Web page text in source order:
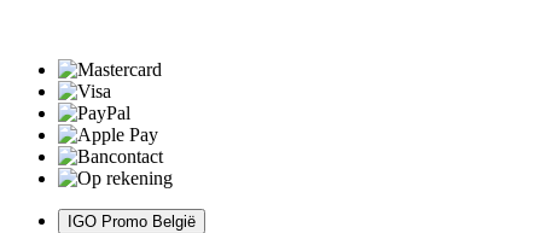
IGO Promo België